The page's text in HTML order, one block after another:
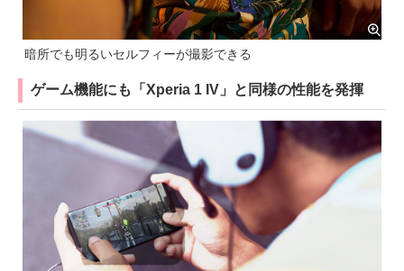
暗所でも明るいセルフィーが撮影できる
ゲーム機能にも「Xperia 1 IV」と同様の性能を発揮